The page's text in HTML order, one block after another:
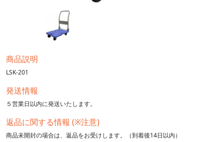
商品説明
LSK-201
発送情報
５営業日以内に発送いたします。
返品に関する情報 (※注意)
商品未開封の場合は、返品をお受けします。（到着後14日以内）